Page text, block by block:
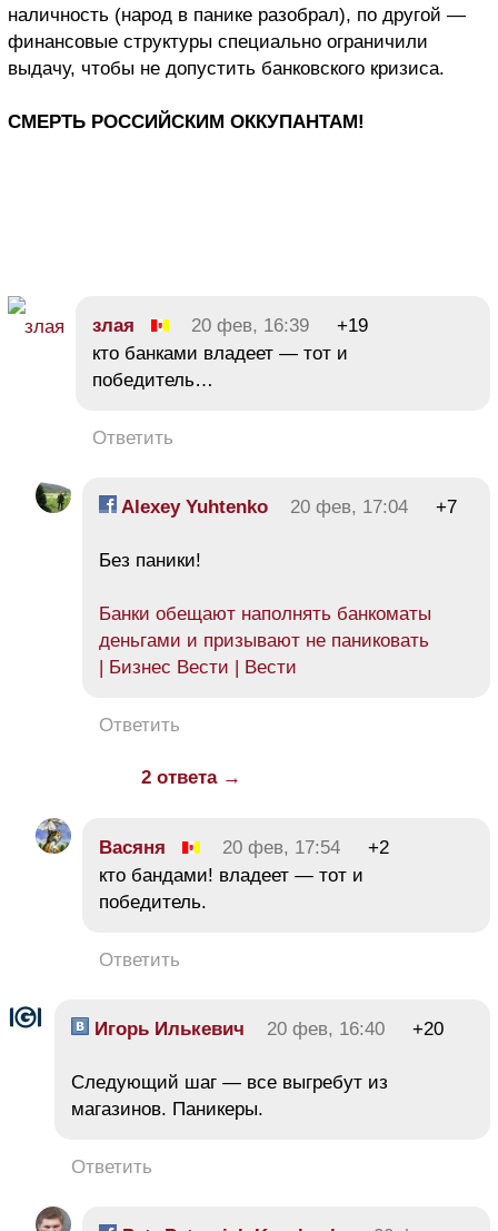
наличность (народ в панике разобрал), по другой —
финансовые структуры специально ограничили
выдачу, чтобы не допустить банковского кризиса.
СМЕРТЬ РОССИЙСКИМ ОККУПАНТАМ!
злая 20 фев, 16:39
+19
кто банками владеет — тот и
победитель…
Ответить
Alexey Yuhtenko 20 фев, 17:04 +7
Без паники!
Банки обещают наполнять банкоматы
деньгами и призывают не паниковать
| Бизнес Вести | Вести
Ответить
2 ответа →
Васяня 20 фев, 17:54
+2
кто бандами! владеет — тот и
победитель.
Ответить
Игорь Илькевич 20 фев, 16:40 +20
Следующий шаг — все выгребут из
магазинов. Паникеры.
Ответить